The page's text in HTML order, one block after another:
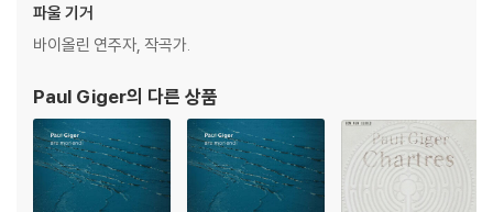
파울 기거
바이올린 연주자, 작곡가.
Paul Giger의 다른 상품